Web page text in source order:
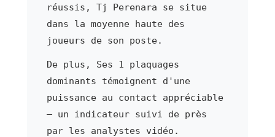
réussis, Tj Perenara se situe
dans la moyenne haute des
joueurs de son poste.
De plus, Ses 1 plaquages
dominants témoignent d'une
puissance au contact appréciable
— un indicateur suivi de près
par les analystes vidéo.